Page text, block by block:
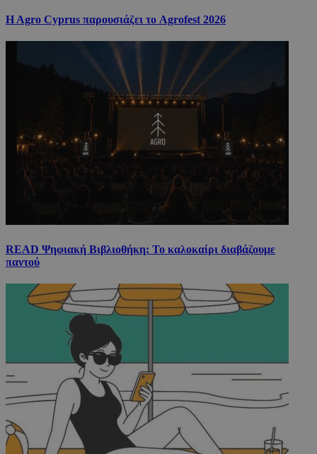
H Agro Cyprus παρουσιάζει το Agrofest 2026
READ Ψηφιακή Βιβλιοθήκη: Το καλοκαίρι διαβάζουμε
παντού